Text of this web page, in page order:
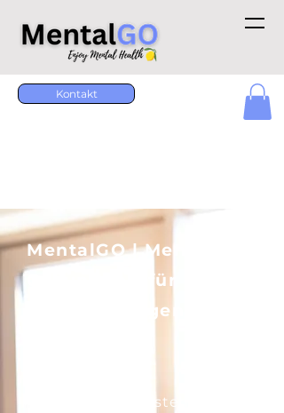
Kontakt
MentalGO | Mentale
Gesundheit für
Versicherungen &
Versicherungen stehen